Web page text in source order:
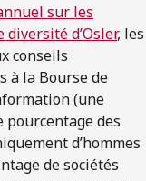
sur les
d’Osler, les
conseils
à la Bourse de
(une
pourcentage des
d’hommes
de sociétés